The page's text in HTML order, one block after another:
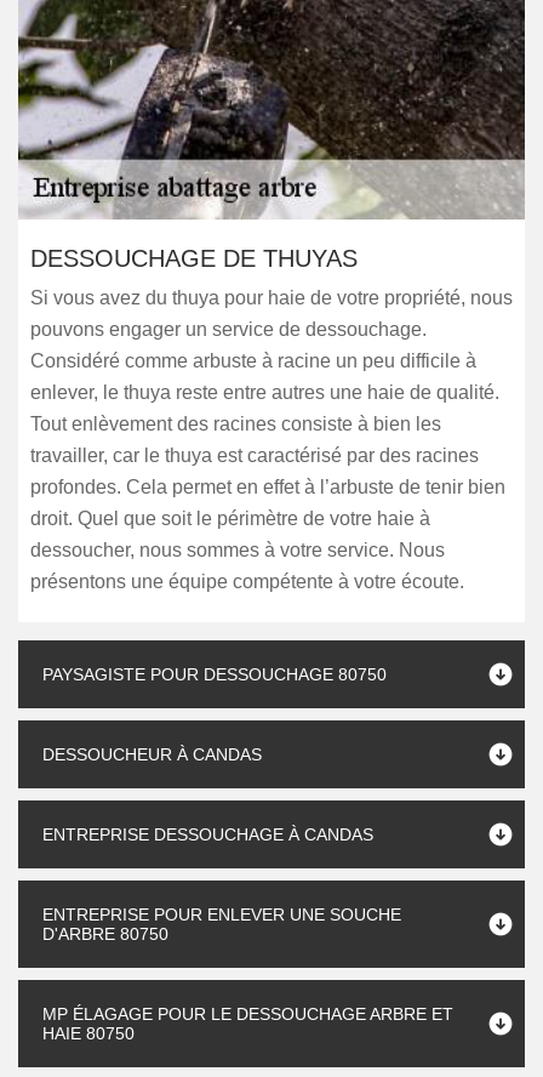
DESSOUCHAGE DE THUYAS
Si vous avez du thuya pour haie de votre propriété, nous
pouvons engager un service de dessouchage.
Considéré comme arbuste à racine un peu difficile à
enlever, le thuya reste entre autres une haie de qualité.
Tout enlèvement des racines consiste à bien les
travailler, car le thuya est caractérisé par des racines
profondes. Cela permet en effet à l’arbuste de tenir bien
droit. Quel que soit le périmètre de votre haie à
dessoucher, nous sommes à votre service. Nous
présentons une équipe compétente à votre écoute.
PAYSAGISTE POUR DESSOUCHAGE 80750
DESSOUCHEUR À CANDAS
ENTREPRISE DESSOUCHAGE À CANDAS
ENTREPRISE POUR ENLEVER UNE SOUCHE
D'ARBRE 80750
MP ÉLAGAGE POUR LE DESSOUCHAGE ARBRE ET
HAIE 80750